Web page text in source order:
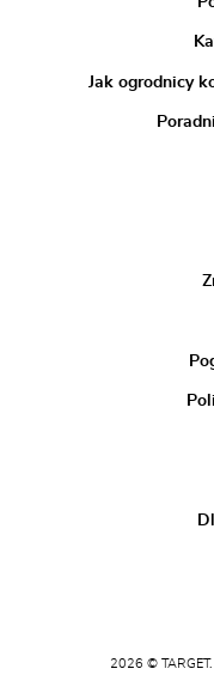
Jak ogrodnicy
2026 © TARGET.